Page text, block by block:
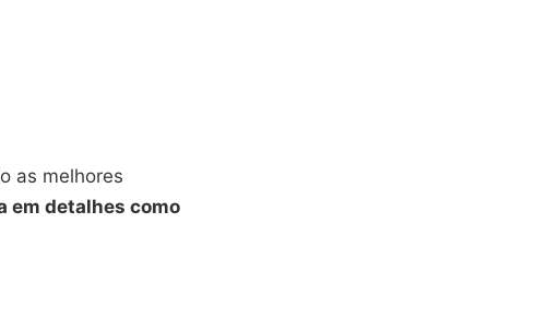
as melhores
em detalhes como